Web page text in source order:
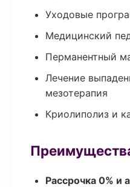
Уходовые
Медицинский
Перманентный
Лечение
мезотерапия
Криолиполиз и
Рассрочка 0% и